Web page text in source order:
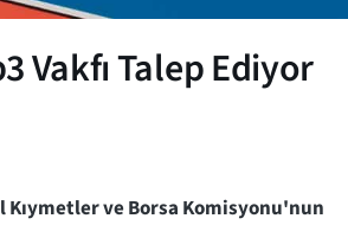
Vakfı Talep Ediyor
ve Borsa Komisyonu'nun